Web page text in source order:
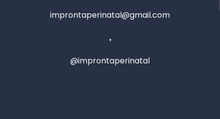
improntaperinatal@gmail.com
@improntaperinatal